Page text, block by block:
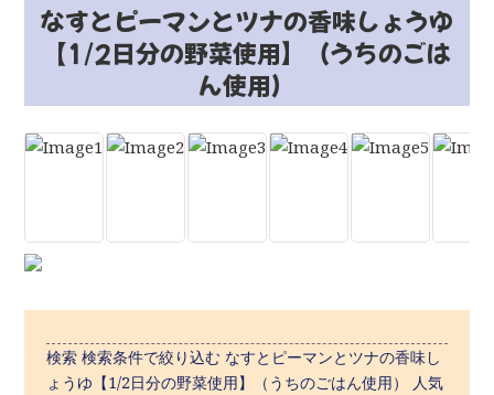
なすとピーマンとツナの香味しょうゆ
【1/2日分の野菜使用】（うちのごは
ん使用）
検索 検索条件で絞り込む なすとピーマンとツナの香味し
ょうゆ【1/2日分の野菜使用】（うちのごはん使用） 人気